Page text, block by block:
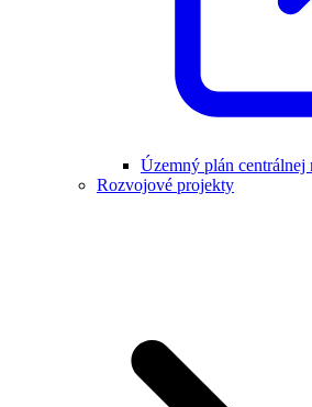
Územný plán centrálnej
Rozvojové projekty